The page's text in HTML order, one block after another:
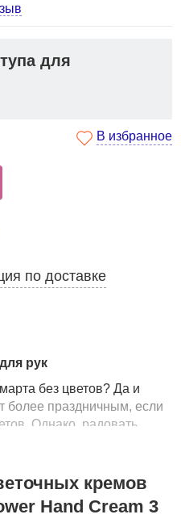
для
В избранное
по доставке
рук
без цветов? Да и
более праздничным, если
Однако, радовать
бы.
в отличие от
радовать очень долго.
кремов
Hand Cream 3